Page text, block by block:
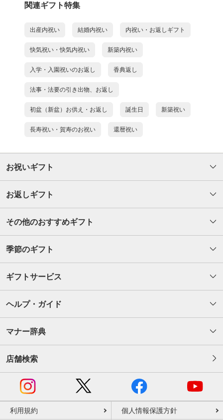
関連ギフト特集
出産内祝い 結婚内祝い 内祝い・お返しギフト
快気祝い・快気内祝い 新築内祝い
入学・入園祝いのお返し 香典返し
法事・法要の引き出物、お返し
初盆（新盆）お供え・お返し 誕生日 新築祝い
長寿祝い・賀寿のお祝い 還暦祝い
お祝いギフト
お返しギフト
その他のおすすめギフト
季節のギフト
ギフトサービス
ヘルプ・ガイド
マナー辞典
店舗検索
利用規約 個人情報保護方針